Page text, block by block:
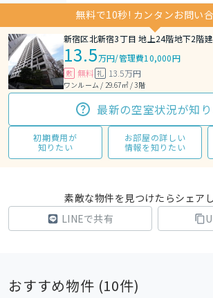
無料で10秒! カンタンお問い
新宿区北新宿3丁目 地上24階地下2階
13.5万円/管理費10,000円
敷 無料 礼 13.5万円
ワンルーム / 29.67㎡ / 3階
最新の空室状況が知
初期費用が
知りたい
お部屋の詳しい
情報を知りたい
素敵な物件を見つけたらシェア
LINEで共有
おすすめ物件 (10件)